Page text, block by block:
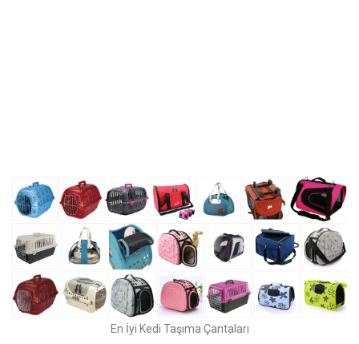
En İyi Kedi Taşıma Çantaları